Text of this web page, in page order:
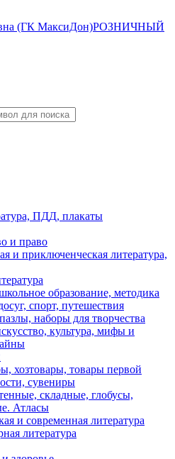
(ГК МаксиДон)РОЗНИЧНЫЙ
ПДД, плакаты
и право
и приключенческая литература,
образование, методика
спорт, путешествия
наборы для творчества
культура, мифы и
хозтовары, товары первой
сувениры
складные, глобусы,
Атласы
и современная литература
литература